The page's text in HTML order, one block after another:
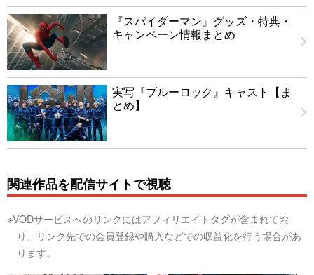
『スパイダーマン』グッズ・特典・
キャンペーン情報まとめ
実写『ブルーロック』キャスト【ま
とめ】
関連作品を配信サイトで視聴
※VODサービスへのリンクにはアフィリエイトタグが含まれてお
り、リンク先での会員登録や購入などでの収益化を行う場合があ
ります。